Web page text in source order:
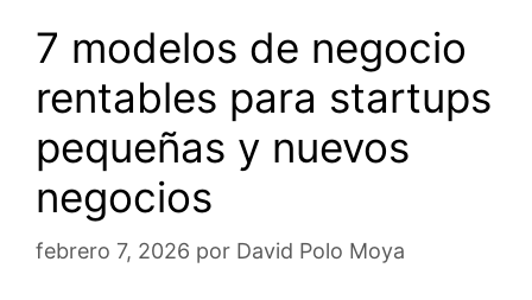
7 modelos de negocio
rentables para startups
pequeñas y nuevos
negocios
febrero 7, 2026 por David Polo Moya